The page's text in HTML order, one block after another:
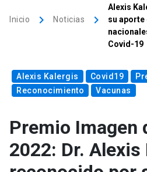
Donaciones
Correo launch
Quiénes somos
Inicio keyboard_arrow_right Noticias keyboard_arrow_right
Alexis
su aporte
Covid-19
Alexis Kalergis Covid19
Reconocimiento
Vacunas
Premio Imagen
2022: Dr.